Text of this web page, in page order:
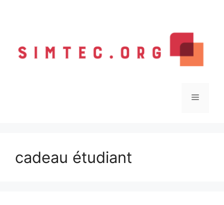
Menu
cadeau étudiant